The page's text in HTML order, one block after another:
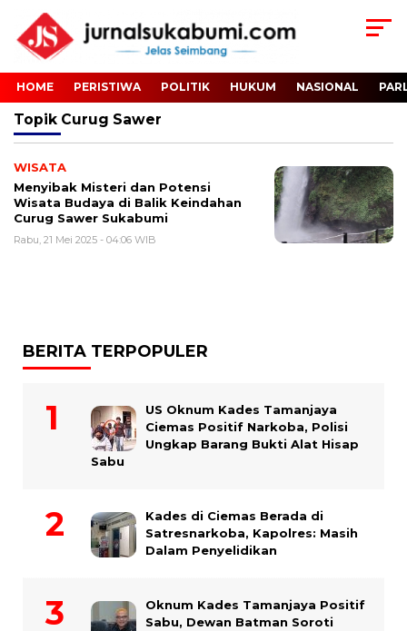
HOME PERISTIWA POLITIK HUKUM NASIONAL
Topik Curug Sawer
WISATA
Menyibak Misteri dan Potensi
Wisata Budaya di Balik Keindahan
Curug Sawer Sukabumi
Rabu, 21 Mei 2025 - 04:06 WIB
BERITA TERPOPULER
US Oknum Kades Tamanjaya
Ciemas Positif Narkoba, Polisi
Ungkap Barang Bukti Alat Hisap
Sabu
Kades di Ciemas Berada di
Satresnarkoba, Kapolres: Masih
Dalam Penyelidikan
Oknum Kades Tamanjaya Positif
Sabu, Dewan Batman Soroti